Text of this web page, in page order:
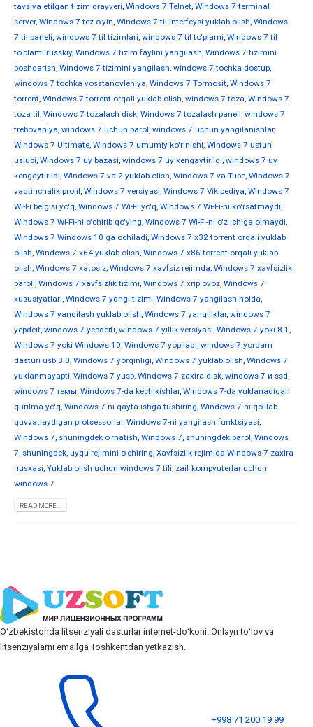
tavsiya etilgan tizim drayveri, Windows 7 Telnet, Windows 7 terminal
server, Windows 7 tez o'yin, Windows 7 til interfeysi yuklab olish, Windows
7 til paneli, windows 7 til tizimlari, windows 7 til to'plami, Windows 7 til
to'plami russkiy, Windows 7 tizim faylini yangilash, Windows 7 tizimini
boshqarish, Windows 7 tizimini yangilash, windows 7 tochka dostup,
windows 7 tochka vosstanovleniya, Windows 7 Tormosit, Windows 7
torrent, Windows 7 torrent orqali yuklab olish, windows 7 toza, Windows 7
toza til, Windows 7 tozalash disk, Windows 7 tozalash paneli, windows 7
trebovaniya, windows 7 uchun parol, windows 7 uchun yangilanishlar,
Windows 7 Ultimate, Windows 7 umumiy ko'rinishi, Windows 7 ustun
uslubi, Windows 7 uy bazasi, windows 7 uy kengaytirildi, windows 7 uy
kengaytirildi, Windows 7 va 2 yuklab olish, Windows 7 va Tube, Windows 7
vaqtinchalik profil, Windows 7 versiyasi, Windows 7 Vikipediya, Windows 7
Wi-Fi belgisi yo'q, Windows 7 Wi-Fi yo'q, Windows 7 Wi-Fi-ni ko'rsatmaydi,
Windows 7 Wi-Fi-ni o'chirib qo'ying, Windows 7 Wi-Fi-ni o'z ichiga olmaydi,
Windows 7 Windows 10 ga ochiladi, Windows 7 x32 torrent orqali yuklab
olish, Windows 7 x64 yuklab olish, Windows 7 x86 torrent orqali yuklab
olish, Windows 7 xatosiz, Windows 7 xavfsiz rejimda, Windows 7 xavfsizlik
paroli, Windows 7 xavfsizlik tizimi, Windows 7 xrip ovoz, Windows 7
xususiyatlari, Windows 7 yangi tizimi, Windows 7 yangilash holda,
Windows 7 yangilash yuklab olish, Windows 7 yangiliklar, windows 7
yepdeit, windows 7 yepdeiti, windows 7 yillik versiyasi, Windows 7 yoki 8.1 ,
Windows 7 yoki Windows 10, Windows 7 yopiladi, windows 7 yordam
dasturi usb 3.0, Windows 7 yorqinligi, Windows 7 yuklab olish, Windows 7
yuklanmayapti, Windows 7 yusb, Windows 7 zaxira disk, windows 7 и ssd,
windows 7 темы, Windows 7-da kechikishlar, Windows 7-da yuklanadigan
qurilma yo'q, Windows 7-ni qayta ishga tushiring, Windows 7-ni qo'llab-
quvvatlaydigan protsessorlar, Windows 7-ni yangilash funktsiyasi,
Windows 7, shuningdek o'rnatish, Windows 7, shuningdek parol, Windows
7, shuningdek, uyqu rejimini o'chiring, Xavfsizlik rejimida Windows 7 zaxira
nusxasi, Yuklab olish uchun windows 7 tili, zaif kompyuterlar uchun
windows 7
READ MORE...
Oʻzbekistonda litsenziyali dasturlar internet-doʻkoni. Onlayn toʻlov va
litsenziyalarni emailga Toshkentdan yetkazish.
+998 71 200 19 99